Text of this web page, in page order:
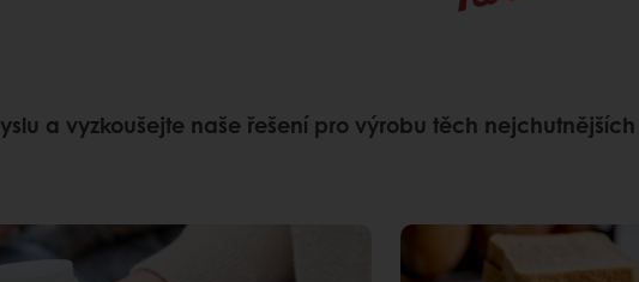
a vyzkoušejte naše řešení pro výrobu těch